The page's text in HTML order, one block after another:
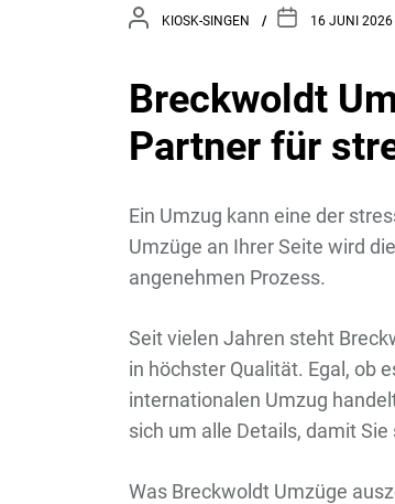
KIOSK-SINGEN 16 JUNI 2026
Breckwoldt
Partner für
Ein Umzug kann eine der
Umzüge an Ihrer Seite wird
angenehmen Prozess.
Seit vielen Jahren steht
in höchster Qualität. Egal, ob
internationalen Umzug
sich um alle Details, damit
Was Breckwoldt Umzüge